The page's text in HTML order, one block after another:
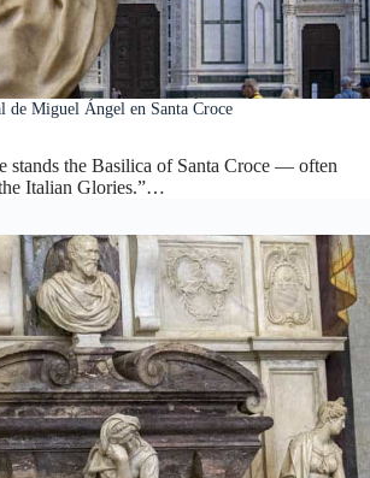
de Miguel Ángel en Santa Croce
stands the Basilica of Santa Croce — often
Italian Glories.”…